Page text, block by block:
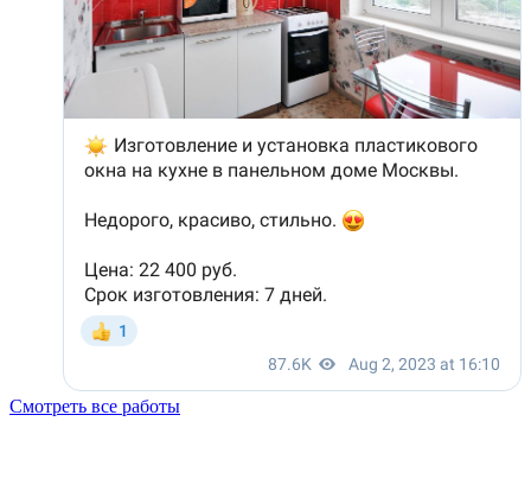
Смотреть все работы